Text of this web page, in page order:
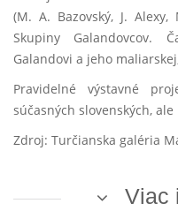
(M. A. Bazovský, J.
Skupiny Galandovcov.
Galandovi a jeho
Pravidelné výstavné
súčasných slovenských,
Zdroj: Turčianska galéria
Viac